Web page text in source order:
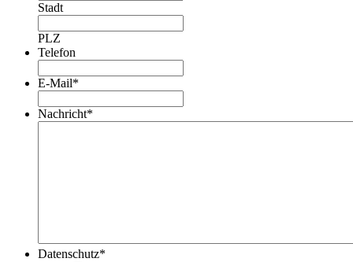
Stadt
PLZ
Telefon
E-Mail*
Nachricht*
Datenschutz*